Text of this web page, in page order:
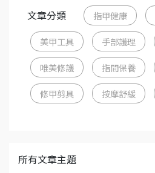
文章分類 指甲健康
美甲工具 手部護理
唯美修護 指間保養
修甲剪具 按摩舒緩
所有文章主題